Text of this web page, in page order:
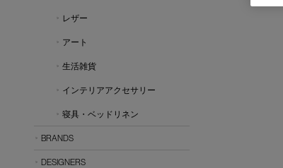
レザー
アート
生活雑貨
インテリアアクセサリー
寝具・ベッドリネン
BRANDS
DESIGNERS